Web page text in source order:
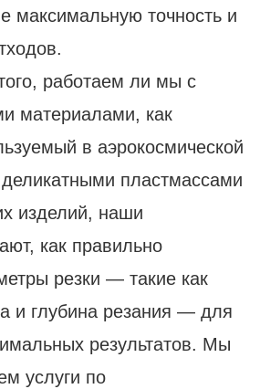
максимальную точность и
работаем ли мы с
материалами, как
в аэрокосмической
пластмассами
изделий, наши
как правильно
резки — такие как
и глубина резания — для
результатов. Мы
услуги по